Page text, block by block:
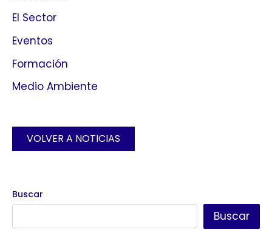
El Sector
Eventos
Formación
Medio Ambiente
VOLVER A NOTICIAS
Buscar
Buscar